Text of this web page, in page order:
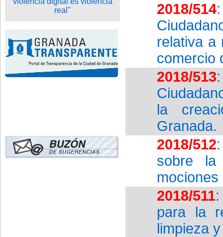
2018/514
relativa a
comercio
2018/513
la
Granada.
2018/512
sobre
2018/511
para la
limpieza